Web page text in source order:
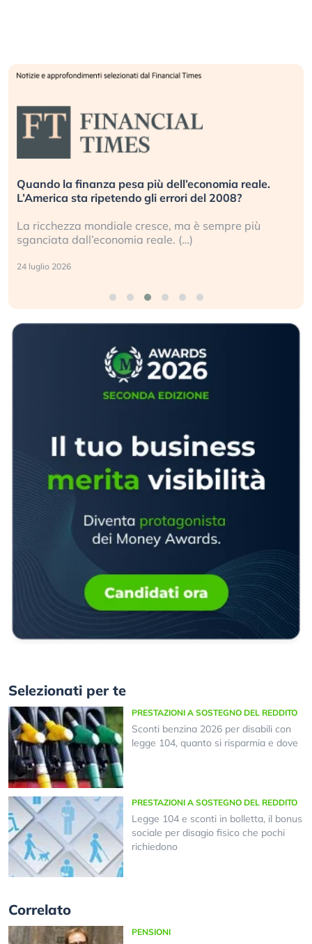
Quando la finanza pesa più dell’economia reale.
L’America sta ripetendo gli errori del 2008?
La ricchezza mondiale cresce, ma è sempre più
sganciata dall’economia reale. (…)
24 luglio 2026
Selezionati per te
PRESTAZIONI A SOSTEGNO DEL REDDITO
Sconti benzina 2026 per disabili con
legge 104, quanto si risparmia e dove
PRESTAZIONI A SOSTEGNO DEL REDDITO
Legge 104 e sconti in bolletta, il bonus
sociale per disagio fisico che pochi
richiedono
Correlato
PENSIONI